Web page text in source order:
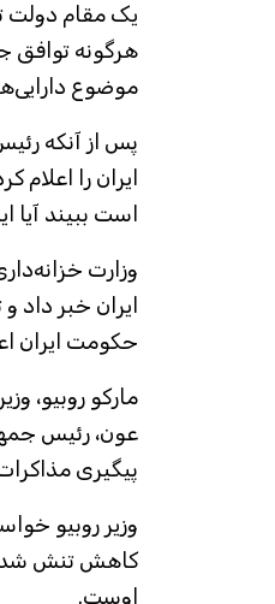
یک مقام دولت
هرگونه توافق
موضوع
پس از آنکه
ایران را
است ببیند
وزارت
ایران خبر داد
حکومت ایران
مارکو روبیو،
عون، رئیس
پیگیری
وزیر روبیو
کاهش تنش شد
اوست.